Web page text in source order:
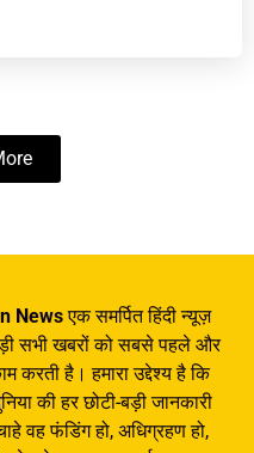
Newsएक समर्पित हिंदी न्यूज़
सभी खबरों को सबसे पहले और
है। हमारा उद्देश्य है कि
की हर छोटी-बड़ी जानकारी
वह फंडिंग हो, अधिग्रहण हो,